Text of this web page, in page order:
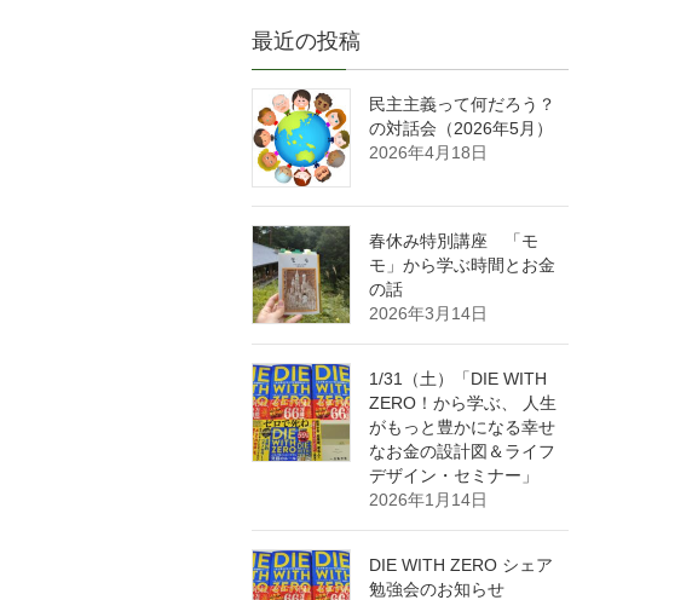
最近の投稿
民主主義って何だろう？
の対話会（2026年5月）
2026年4月18日
春休み特別講座 「モ
モ」から学ぶ時間とお金
の話
2026年3月14日
1/31（土）「DIE WITH
ZERO！から学ぶ、 人生
がもっと豊かになる幸せ
なお金の設計図＆ライフ
デザイン・セミナー」
2026年1月14日
DIE WITH ZERO シェア
勉強会のお知らせ